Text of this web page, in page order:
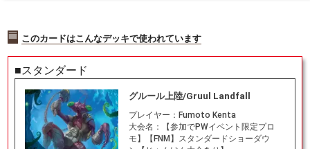
このカードはこんなデッキで使われています
■スタンダード
グルール上陸/Gruul Landfall
プレイヤー： Fumoto Kenta
大会名：
【参加でPWイベント限定プロ
モ】【FNM】スタンダードショーダウ